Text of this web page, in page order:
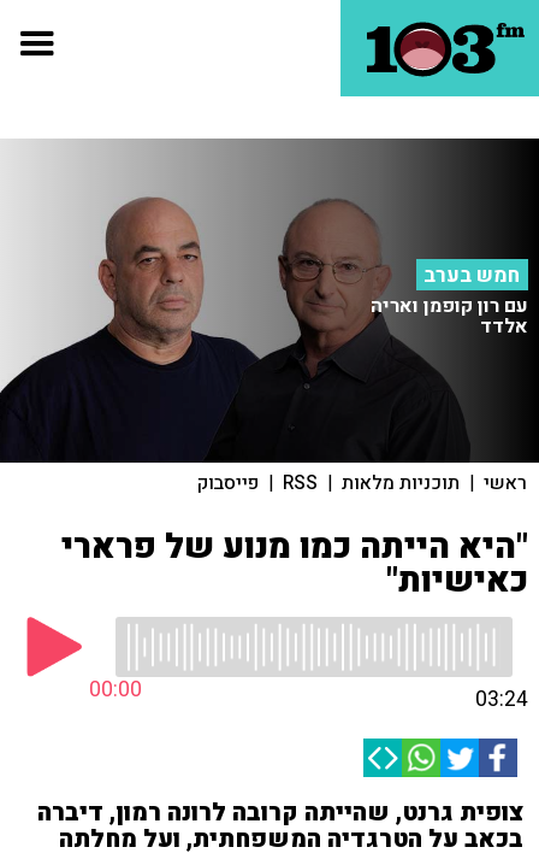
חמש בערב
עם רון קופמן ואריה
אלדד
ראשי | תוכניות מלאות |
RSS
| פייסבוק
"היא הייתה כמו מנוע של פרארי
כאישיות"
00:00 03:24
צופית גרנט, שהייתה קרובה לרונה רמון, דיברה
בכאב על הטרגדיה המשפחתית, ועל מחלתה